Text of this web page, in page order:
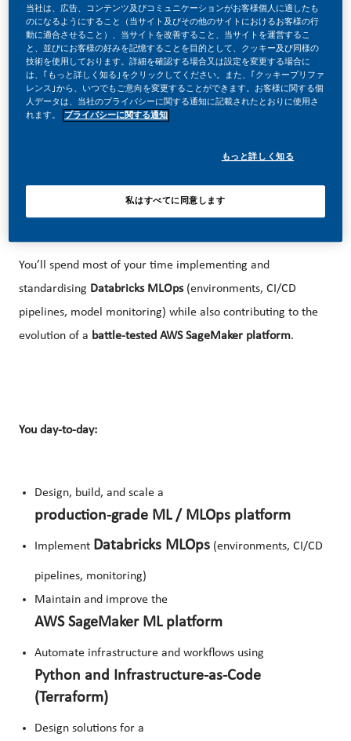
About the role
300+ data scientists and ML engineers
across 60+ teams. Your work will directly impact how
You’ll spend most of your time implementing and
standardising Databricks MLOps(environments, CI/CD
pipelines, model monitoring) while also contributing to the
evolution of a battle‑tested AWS SageMaker platform.
You day-to-day:
Design, build, and scale a
production-grade ML / MLOps platform
Implement Databricks MLOps (environments, CI/CD
pipelines, monitoring)
Maintain and improve the
AWS SageMaker ML platform
Automate infrastructure and workflows using
Python and Infrastructure‑as‑Code
(Terraform)
Design solutions for a
当社は、広告、コンテンツ及びコミュニケーションがお客様個人に適したも
のになるようにすること（当サイト及びその他のサイトにおけるお客様の行
動に適合させること）、当サイトを改善すること、当サイトを運営するこ
と、並びにお客様の好みを記憶することを目的として、クッキー及び同様の
技術を使用しております。詳細を確認する場合又は設定を変更する場合に
は、｢もっと詳しく知る｣をクリックしてください。また、｢クッキープリファ
レンス｣から、いつでもご意向を変更することができます。お客様に関する個
人データは、当社のプライバシーに関する通知に記載されたとおりに使用さ
れます。
プライバシーに関する通知
もっと詳しく知る
私はすべてに同意します